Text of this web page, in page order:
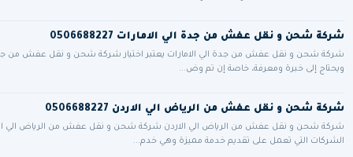
شركة شحن و نقل عفش من جدة الي الامارات 0506688227
شركة شحن و نقل عفش من جدة الي الامارات يعتبر اختيار شركة شحن و نقل عفش من جدة
ويحتاج إلى خبرة ومعرفة، خاصة إن تم وض...
شركة شحن و نقل عفش من الرياض الي الاردن 0506688227
شركة شحن و نقل عفش من الرياض الي الاردن شركة شحن و نقل عفش من الرياض الي
الشركات التي تعمل على تقديم خدمة مميزة وهي خدم...